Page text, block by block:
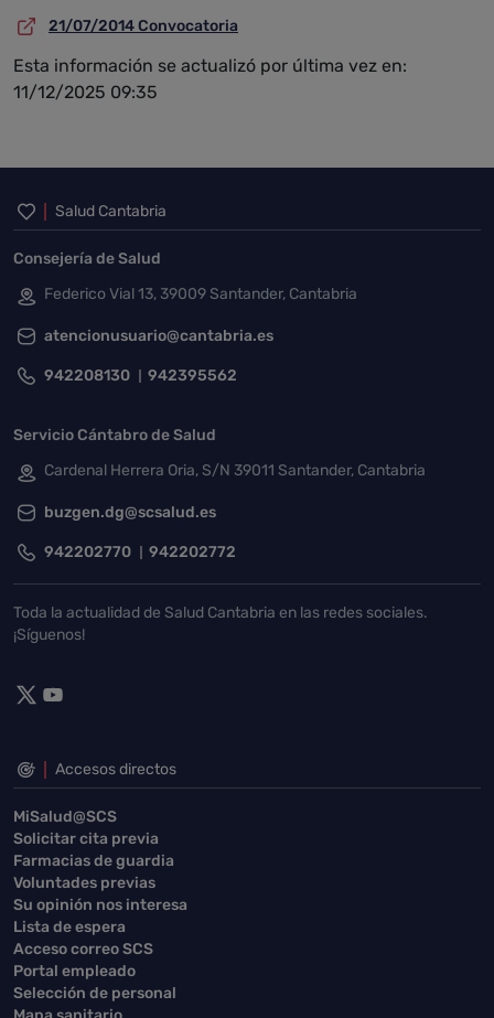
21/07/2014 Convocatoria
Esta información se actualizó por última vez en:
11/12/2025 09:35
Inicio del pie de página
Salud Cantabria
Consejería de Salud
Federico Vial 13, 39009 Santander, Cantabria
atencionusuario@cantabria.es
942208130 942395562
Servicio Cántabro de Salud
Cardenal Herrera Oria, S/N 39011 Santander, Cantabria
buzgen.dg@scsalud.es
942202770 942202772
Toda la actualidad de Salud Cantabria en las redes sociales.
¡Síguenos!
Accesos directos
MiSalud@SCS
Solicitar cita previa
Farmacias de guardia
Voluntades previas
Su opinión nos interesa
Lista de espera
Acceso correo SCS
Portal empleado
Selección de personal